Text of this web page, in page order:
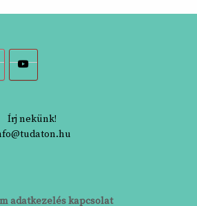
Írj nekünk!
adatkezeléskapcsolat